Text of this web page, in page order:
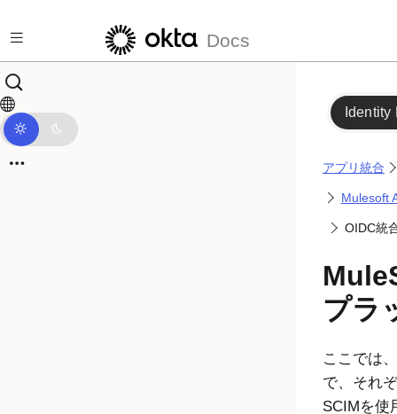
Docs
Identity
アプリ統合
Mulesoft
OIDC統
プラ
ここでは、
で、それ
SCIMを使